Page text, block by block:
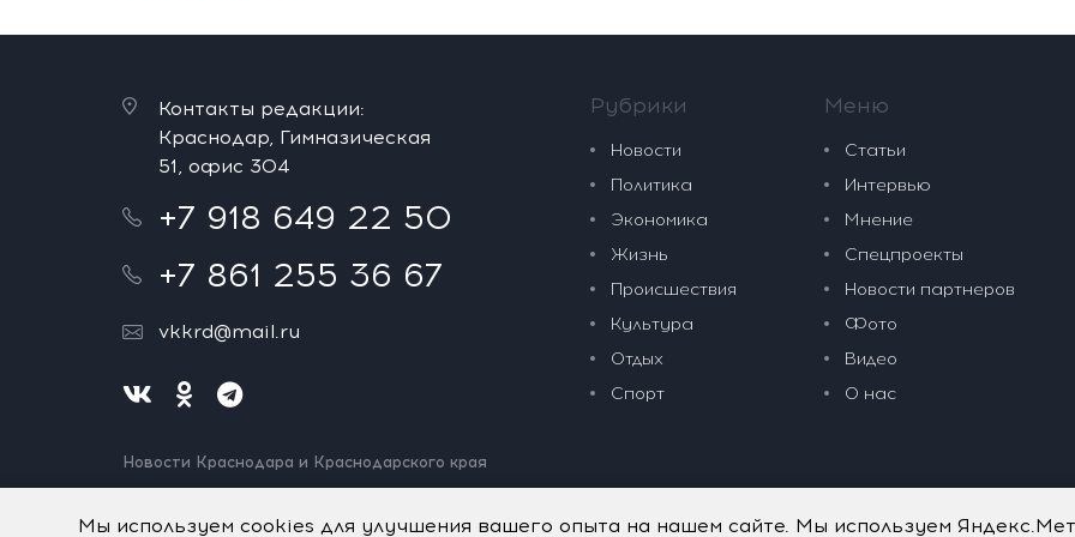
Контакты редакции:
Краснодар, Гимназическая
51, офис 304
+7 918 649 22 50
+7 861 255 36 67
vkkrd@mail.ru
Новости Краснодара и Краснодарского края
Нашли ошибку? Выделите и нажмите Ctrl+Enter.
Рубрики
Новости
Политика
Экономика
Жизнь
Происшествия
Культура
Отдых
Спорт
Меню
Статьи
Интервью
Мнение
Спецпроекты
Новости партнеров
Фото
Видео
О нас
Мы используем cookies для улучшения вашего опыта на нашем сайте. Мы используем